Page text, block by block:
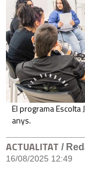
El programa
anys.
ACTUALITAT /
16/08/2025 12:49